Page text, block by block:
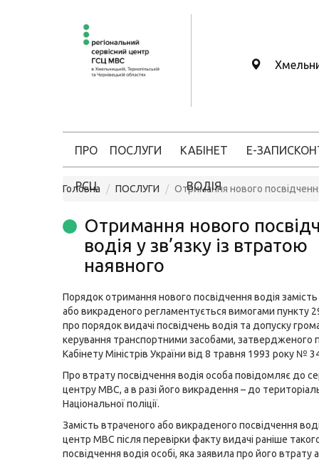
ПРО
РСЦ
ПОСЛУГИ КАБІНЕТ
ВОДІЯ
Е-ЗАПИС
Головна ПОСЛУГИ Отримання нового
Отримання нового
водія у зв’язку із втратою
наявного
Порядок отримання нового посвідчення водія
або викраденого регламентується вимогами пункту
про порядок видачі посвідчень водія та допуску
керування транспортними засобами, затвердженого
Кабінету Міністрів України від 8 травня 1993 року №
Про втрату посвідчення водія особа повідомляє до
центру МВС, а в разі його викрадення – до
Національної поліції.
Замість втраченого або викраденого посвідчення
центр МВС після перевірки факту видачі раніше
посвідчення водія особі, яка заявила про його втрату